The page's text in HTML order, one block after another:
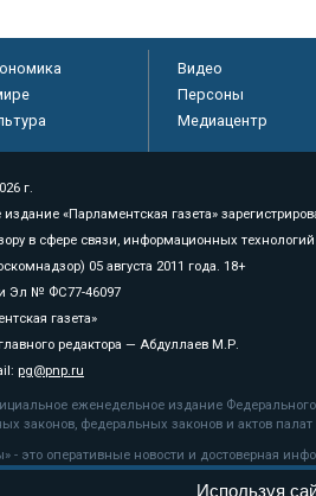
Видео
Персоны
Медиацентр
г.
«Парламентская газета»
в сфере связи, информационных
05 августа 2011 года. 18+
Эл № ФС77-46097
газета»
редактора — Абдуллаев М.Р.
pg@pnp.ru
еженедельное издание
законов, федеральных законов и актов
- это оперативные новости и достоверная
ссылка на pnp.ru обязательна.
Используя